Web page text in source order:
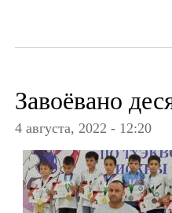
Завоёвано
4 августа, 2022 - 12:20